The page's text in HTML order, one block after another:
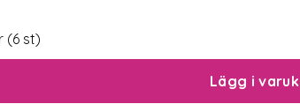
(6 st)
Lägg i